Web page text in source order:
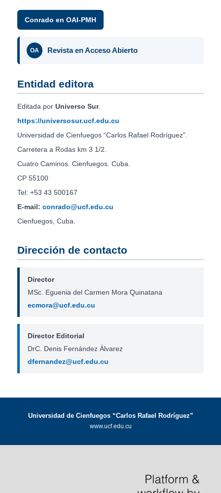
Conrado en OAI-PMH
OA Revista en Acceso Abierto
Entidad editora
Editada por Universo Sur.
https://universosur.ucf.edu.cu
Universidad de Cienfuegos “Carlos Rafael Rodríguez”.
Carretera a Rodas km 3 1/2.
Cuatro Caminos. Cienfuegos. Cuba.
CP 55100
Tel: +53 43 500167
E-mail: conrado@ucf.edu.cu
Cienfuegos, Cuba.
Dirección de contacto
Director
MSc. Eguenia del Carmen Mora Quinatana
ecmora@ucf.edu.cu
Director Editorial
DrC. Denis Fernández Álvarez
dfernandez@ucf.edu.cu
Universidad de Cienfuegos “Carlos Rafael Rodríguez”
www.ucf.edu.cu